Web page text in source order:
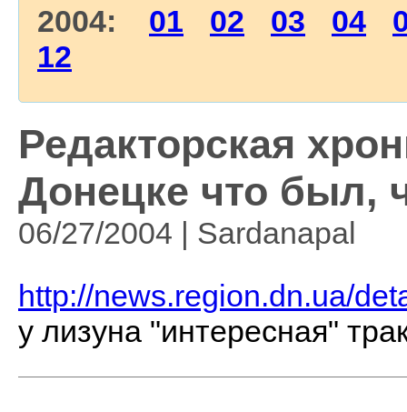
2004: 01 02 03 04
12
Редакторская
Донецке что был,
06/27/2004 | Sardanapal
http://news.region.dn.ua/
у лизуна "интересная"